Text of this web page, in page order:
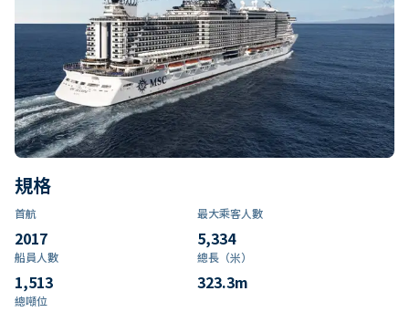
規格
首航
2017
最大乘客人數
5,334
船員人數
1,513
總長（米）
323.3m
總噸位